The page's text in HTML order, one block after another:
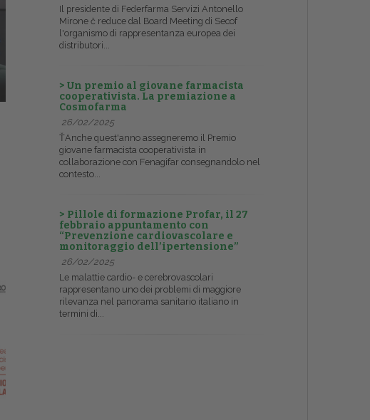
Il presidente di Federfarma Servizi Antonello
Mirone č reduce dal Board Meeting di Secof
l'organismo di rappresentanza europea dei
distributori...
> Un premio al giovane farmacista
cooperativista. La premiazione a
Cosmofarma
26/02/2025
ŤAnche quest'anno assegneremo il Premio
giovane farmacista cooperativista in
collaborazione con Fenagifar consegnandolo nel
contesto...
> Pillole di formazione Profar, il 27
febbraio appuntamento con
“Prevenzione cardiovascolare e
monitoraggio dell’ipertensione”
26/02/2025
Le malattie cardio- e cerebrovascolari
rappresentano uno dei problemi di maggiore
rilevanza nel panorama sanitario italiano in
termini di...